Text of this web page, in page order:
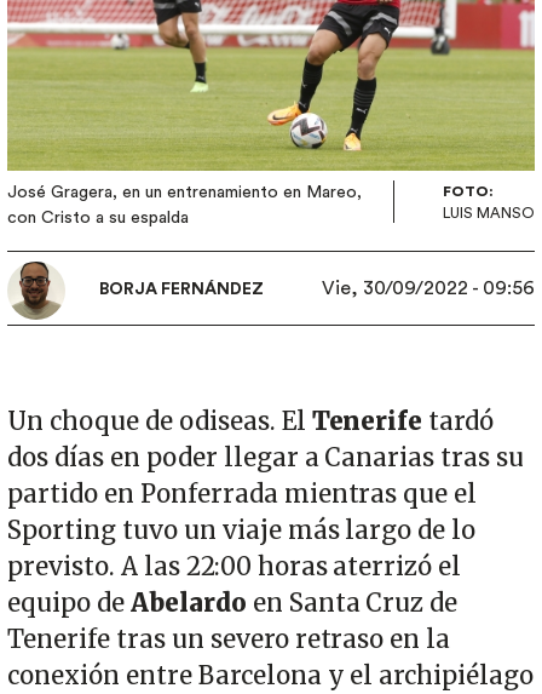
José Gragera, en un entrenamiento en Mareo,
con Cristo a su espalda
FOTO:
LUIS MANSO
BORJA FERNÁNDEZ Vie, 30/09/2022 - 09:56
Un choque de odiseas. El Tenerife tardó
dos días en poder llegar a Canarias tras su
partido en Ponferrada mientras que el
Sporting tuvo un viaje más largo de lo
previsto. A las 22:00 horas aterrizó el
equipo deAbelardo en Santa Cruz de
Tenerife tras un severo retraso en la
conexión entre Barcelona y el archipiélago